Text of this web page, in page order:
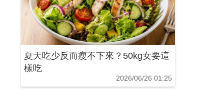
夏天吃少反而瘦不下來？50kg女要這
樣吃
2026/06/26 01:25